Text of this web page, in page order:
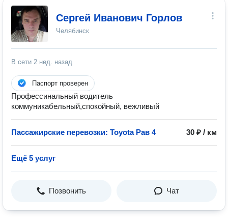
Сергей Иванович Горлов
Челябинск
В сети 2 нед. назад
Паспорт проверен
Профессинальный водитель
коммуникабельный,спокойный, вежливый
Пассажирские перевозки: Toyota Рав 4 30 ₽ / км
Ещё 5 услуг
Позвонить Чат